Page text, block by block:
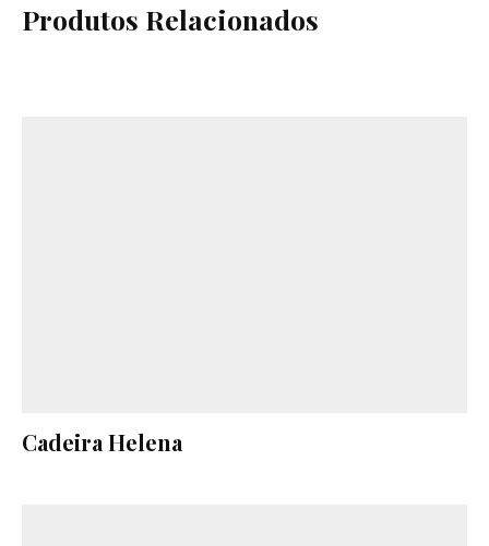
Produtos Relacionados
Cadeira Helena